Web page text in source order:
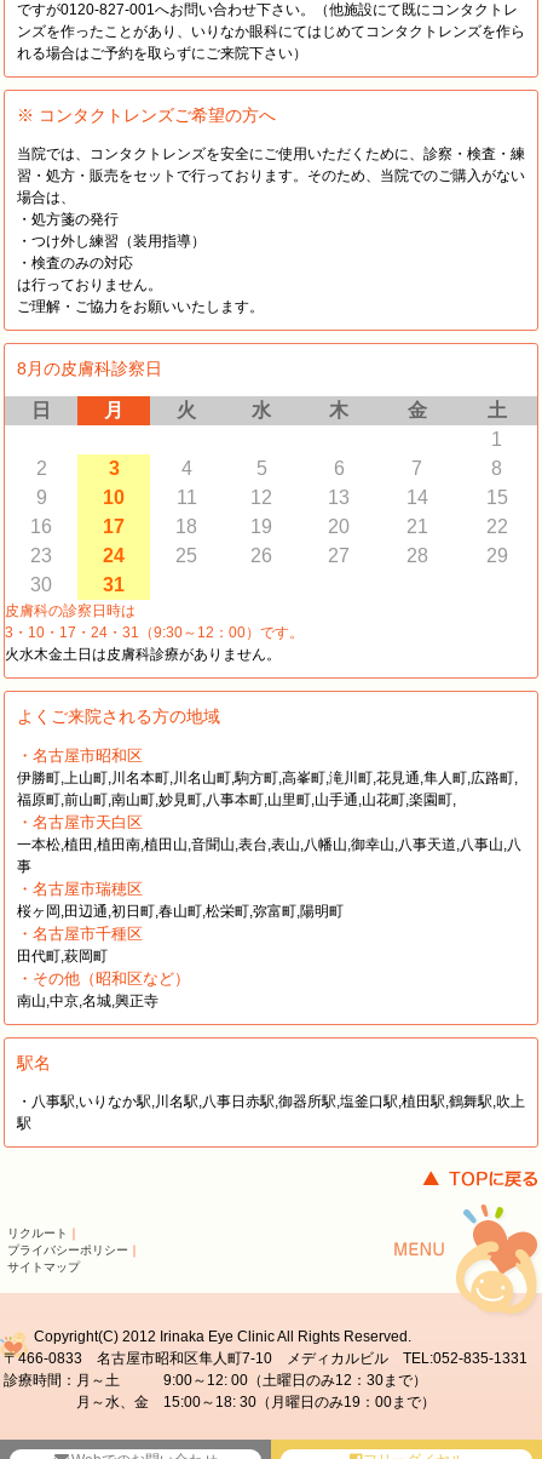
ですが0120-827-001へお問い合わせ下さい。（他施設にて既にコンタクトレ
ンズを作ったことがあり、いりなか眼科にてはじめてコンタクトレンズを作ら
れる場合はご予約を取らずにご来院下さい）
※ コンタクトレンズご希望の方へ
当院では、コンタクトレンズを安全にご使用いただくために、診察・検査・練
習・処方・販売をセットで行っております。そのため、当院でのご購入がない
場合は、
・処方箋の発行
・つけ外し練習（装用指導）
・検査のみの対応
は行っておりません。
ご理解・ご協力をお願いいたします。
8月の皮膚科診察日
日 月 火 水 木 金
土
1
2
3 4 5 6 7
8
9
10 11 12 13 14
15
16
17 18 19 20 21
22
23
24 25 26 27 28
29
30
31
皮膚科の診察日時は
3・10・17・24・31（9:30～12：00）です。
火水木金土日は皮膚科診療がありません。
よくご来院される方の地域
・名古屋市昭和区
伊勝町,上山町,川名本町,川名山町,駒方町,高峯町,滝川町,花見通,隼人町,広路町,
福原町,前山町,南山町,妙見町,八事本町,山里町,山手通,山花町,楽園町,
・名古屋市天白区
一本松,植田,植田南,植田山,音聞山,表台,表山,八幡山,御幸山,八事天道,八事山,八
事
・名古屋市瑞穂区
桜ヶ岡,田辺通,初日町,春山町,松栄町,弥富町,陽明町
・名古屋市千種区
田代町,萩岡町
・その他（昭和区など）
南山,中京,名城,興正寺
駅名
・八事駅,いりなか駅,川名駅,八事日赤駅,御器所駅,塩釜口駅,植田駅,鶴舞駅,吹上
駅
リクルート
プライバシーポリシー
サイトマップ
Copyright(C) 2012 Irinaka Eye Clinic All Rights Reserved.
〒466-0833 名古屋市昭和区隼人町7-10 メディカルビル TEL:052-835-1331
診療時間：月～土 9:00～12: 00（土曜日のみ12：30まで）
月～水、金 15:00～18: 30（月曜日のみ19：00まで）